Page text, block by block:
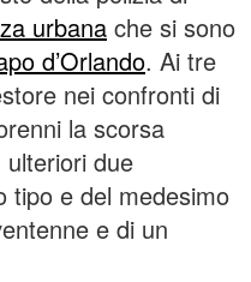
urbana che si sono
d’Orlando. Ai tre
nei confronti di
la scorsa
due
tipo e del medesimo
e di un